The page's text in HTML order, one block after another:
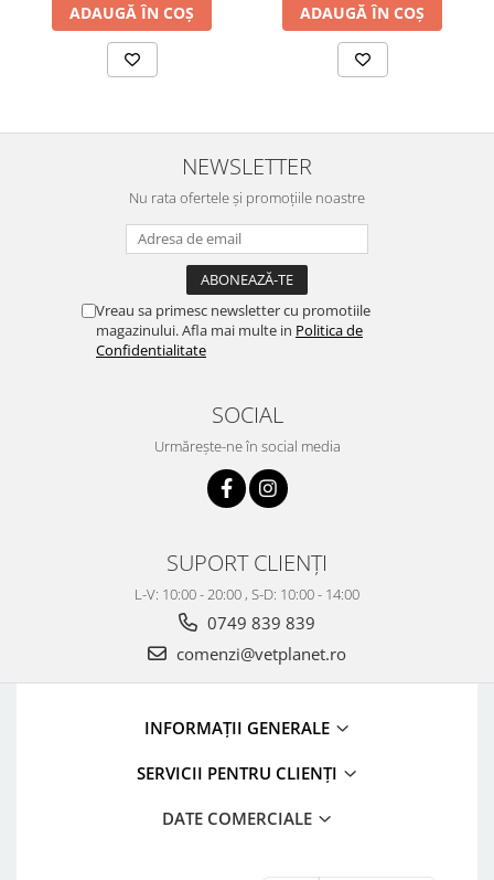
ADAUGĂ ÎN COȘ ADAUGĂ ÎN COȘ
NEWSLETTER
Nu rata ofertele și promoțiile noastre
Vreau sa primesc newsletter cu promotiile
magazinului. Afla mai multe in Politica de
Confidentialitate
SOCIAL
Urmărește-ne în social media
SUPORT CLIENȚI
L-V: 10:00 - 20:00 , S-D: 10:00 - 14:00
0749 839 839
comenzi@vetplanet.ro
INFORMAȚII GENERALE
SERVICII PENTRU CLIENȚI
DATE COMERCIALE